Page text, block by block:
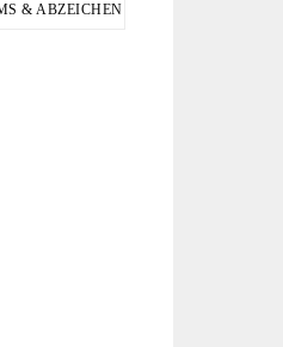
& ABZEICHEN